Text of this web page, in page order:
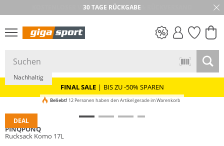
30 TAGE RÜCKGABE
PREIS & WERT
FINAL SALE | BIS ZU -50% SPAREN
DEAL
Nachhaltig
Beliebt! 12 Personen haben den Artikel gerade im Warenkorb
PINQPONQ
Rucksack Komo 17L